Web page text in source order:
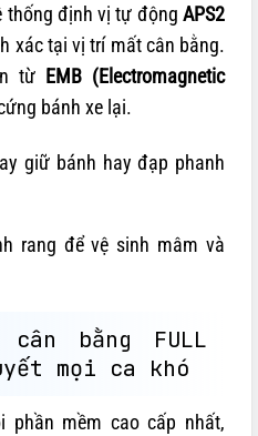
thống định vị tự động APS2
xác tại vị trí mất cân bằng.
từ EMB (Electromagnetic
bánh xe lại.
giữ bánh hay đạp phanh
rang để vệ sinh mâm và
cân bằng FULL
mọi ca khó
phần mềm cao cấp nhất,